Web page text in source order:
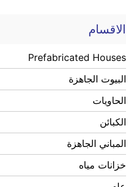
الاقسام
Prefabricated Houses
البيوت الجاهزة
الحاويات
الكبائن
المباني الجاهزة
خزانات مياه